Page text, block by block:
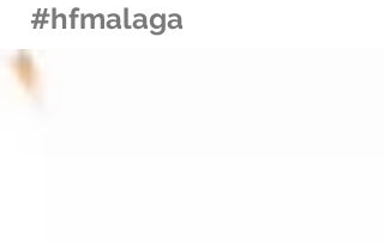
#hfmalaga